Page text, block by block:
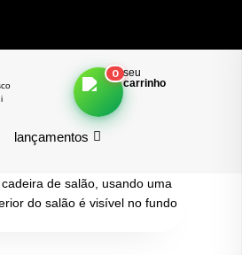
0 seu
carrinho
lançamentos